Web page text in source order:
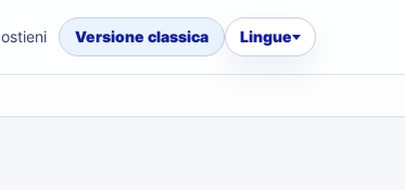
Versione classica Lingue